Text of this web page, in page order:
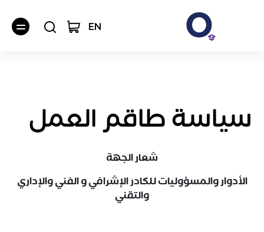
EN
سياسة طاقم العمل
شعار الجهة
الأدوار والمسؤوليات للكادر الإشرافي و الفني والإداري
والتقني